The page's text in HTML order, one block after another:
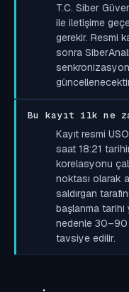
T.C. Siber
ile iletişime
gerekir. Resmi
sonra
Bu kayıt ilk ne
Kayıt resmi
saat 18:21
korelasyonu
noktası olarak
saldırgan
başlanma tarihi
nedenle 30–90
tavsiye edilir.